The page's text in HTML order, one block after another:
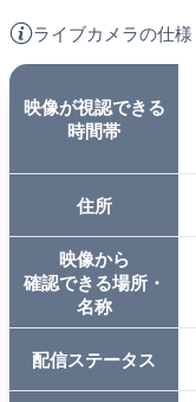
ライブカメラの仕様
映像が視認できる
時間帯
住所
映像から
確認できる場所・
名称
配信ステータス